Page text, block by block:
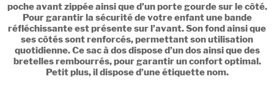
poche avant zippée ainsi que d’un porte gourde sur le côté.
Pour garantir la sécurité de votre enfant une bande
réfléchissante est présente sur l’avant. Son fond ainsi que
ses côtés sont renforcés, permettant son utilisation
quotidienne. Ce sac à dos dispose d’un dos ainsi que des
bretelles rembourrés, pour garantir un confort optimal.
Petit plus, il dispose d’une étiquette nom.